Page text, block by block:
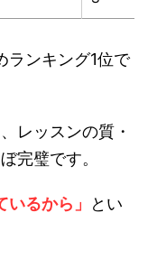
ランキング1位で
レッスンの質・
完璧です。
いるから」
とい